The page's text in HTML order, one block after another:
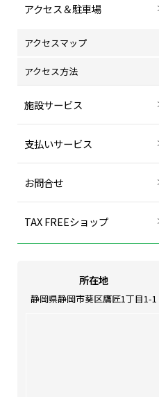
アクセス＆駐車場
アクセスマップ
アクセス方法
施設サービス
支払いサービス
お問合せ
TAX FREEショップ
所在地
静岡県静岡市葵区鷹匠1丁目1-1